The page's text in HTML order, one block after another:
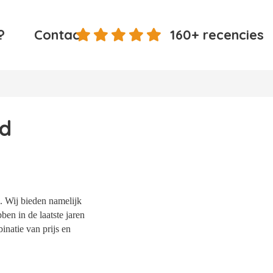
Contact 160+ recencies
Wij bieden namelijk
in de laatste jaren
van prijs en